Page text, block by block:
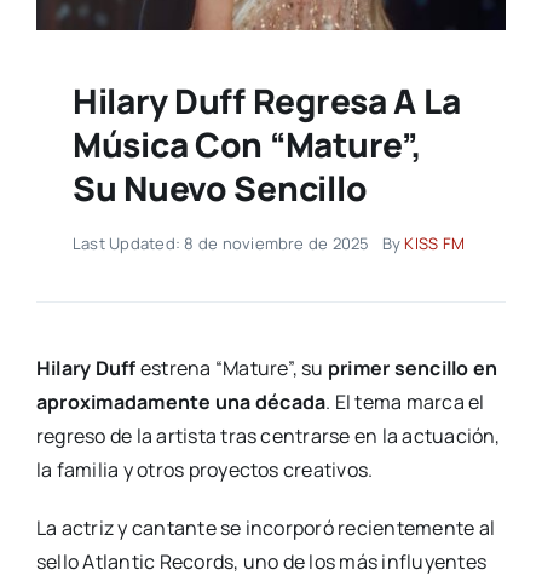
Hilary Duff Regresa A La
Música Con “Mature”,
Su Nuevo Sencillo
Last Updated: 8 de noviembre de 2025 By KISS FM
Hilary Duffestrena “Mature”, su primer sencillo en
aproximadamente una década. El tema marca el
regreso de la artista tras centrarse en la actuación,
la familia y otros proyectos creativos.
La actriz y cantante se incorporó recientemente al
sello Atlantic Records, uno de los más influyentes